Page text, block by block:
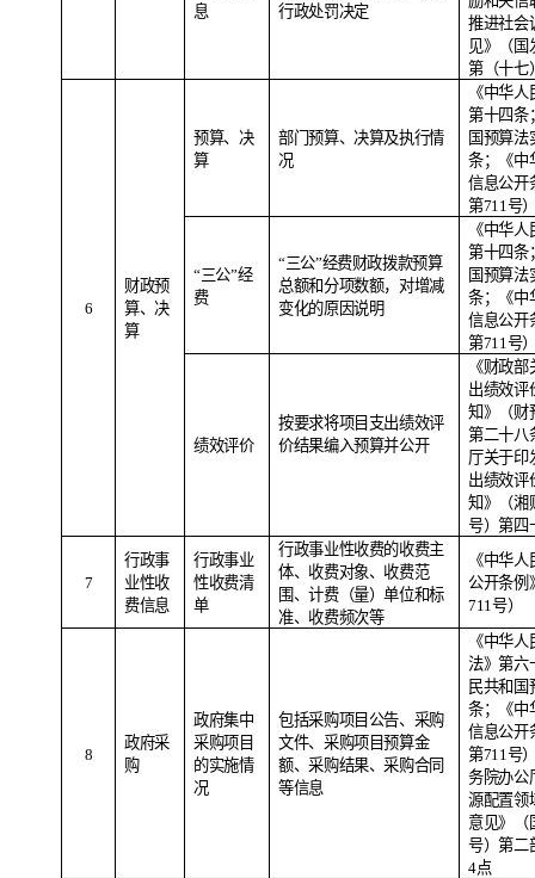
息
行政处罚决定
推进社会
见》（国
第（十七
6
财政预
算、决
算
预算、决
算
部门预算、决算及执行情
况
《中华
第十四条
国预算法
条；《中
信息公开
第711 号
“三公”经
费
“三公”经费财政拨款预算
总额和分项数额，对增减
变化的原因说明
《中华
第十四条
国预算法
条；《中
信息公开
第711 号
绩效评价
按要求将项目支出绩效评
价结果编入预算并公开
《财政
出绩效评
知》（财
第二十八
厅关于印
出绩效评
知》（湘
号）第四
7
行政事
业性收
费信息
行政事业
性收费清
单
行政事业性收费的收费主
体、收费对象、收费范
围、计费（量）单位和标
准、收费频次等
《中华
公开条例
711号）
8
政府采
购
政府集中
采购项目
的实施情
况
包括采购项目公告、采购
文件、采购项目预算金
额、采购结果、采购合同
等信息
《中华
法》第六
民共和国
条；《中
信息公开
第711 号
务院办公
源配置领
意见》（
号）第二
4点